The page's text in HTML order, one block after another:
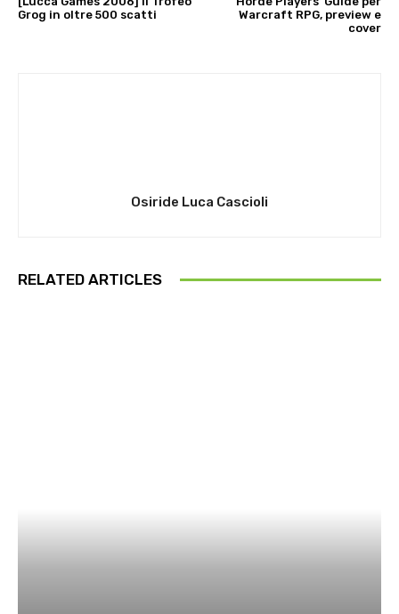
Grog in oltre 500 scatti
Warcraft RPG, preview e
cover
Osiride Luca Cascioli
RELATED ARTICLES